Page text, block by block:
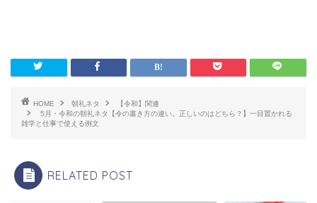
HOME 朝礼ネタ
【令和】関連
5月・令和の朝礼ネタ【令の書き方の違い。正しいのはどちら？】一目置かれる
雑学と仕事で使える例文
RELATED POST